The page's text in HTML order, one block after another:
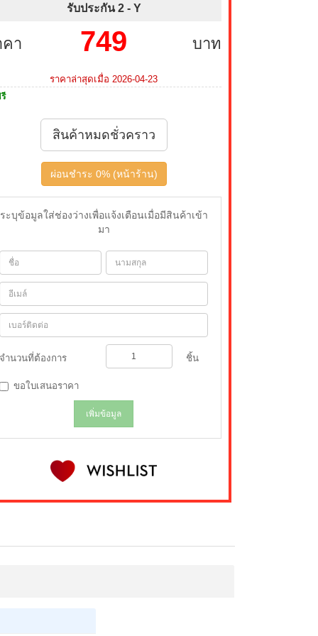
รับประกัน 2 - Y
คา บาท
749
ราคาล่าสุดเมื่อ 2026-04-23
สินค้าหมดชั่วคราว
ผ่อนชำระ 0% (หน้าร้าน)
ระบุข้อมูลใส่ช่องว่างเพื่อแจ้งเตือนเมื่อมีสินค้าเข้า
มา
จำนวนที่ต้องการ ชิ้น
ขอใบเสนอราคา
เพิ่มข้อมูล